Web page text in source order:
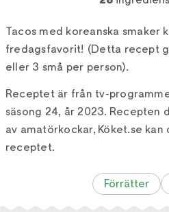
Tacos med koreanska smaker
fredagsfavorit! (Detta recept
eller 3 små per person).
Receptet är från tv-
säsong 24, år 2023. Recepten
av amatörkockar, Köket.se
receptet.
Förrätter